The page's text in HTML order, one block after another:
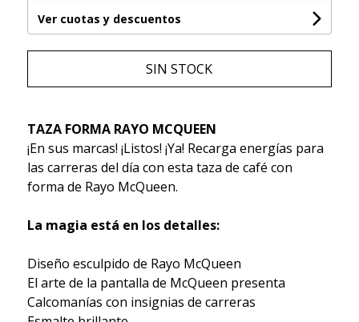
Ver cuotas y descuentos
SIN STOCK
TAZA FORMA RAYO MCQUEEN
¡En sus marcas! ¡Listos! ¡Ya! Recarga energías para
las carreras del día con esta taza de café con
forma de Rayo McQueen.
La magia está en los detalles:
Diseño esculpido de Rayo McQueen
El arte de la pantalla de McQueen presenta
Calcomanías con insignias de carreras